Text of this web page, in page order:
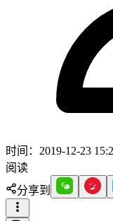
时间：2019-12-23
阅读
分享到